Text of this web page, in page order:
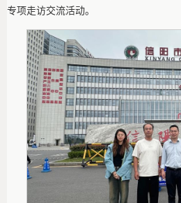
专项走访交流活动。